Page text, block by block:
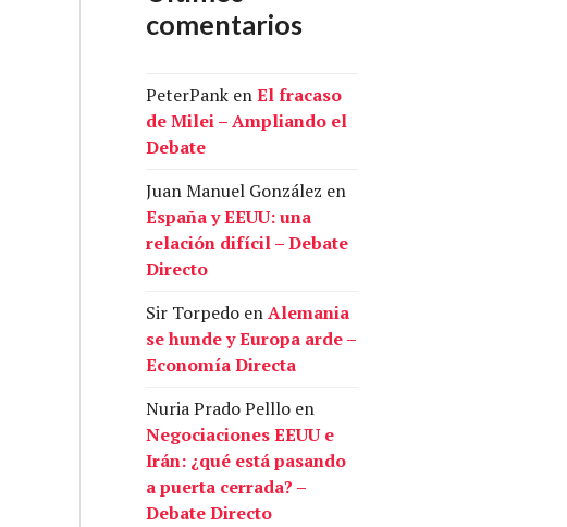
comentarios
PeterPank enEl fracaso
de Milei – Ampliando el
Debate
Juan Manuel González en
España y EEUU: una
relación difícil – Debate
Directo
Sir Torpedo enAlemania
se hunde y Europa arde –
Economía Directa
Nuria Prado Pelllo en
Negociaciones EEUU e
Irán: ¿qué está pasando
a puerta cerrada? –
Debate Directo